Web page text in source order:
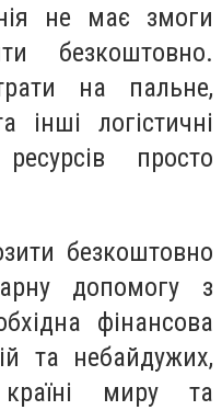
не має змоги
безкоштовно.
на пальне,
інші логістичні
просто
безкоштовно
допомогу з
фінансова
та небайдужих,
миру та